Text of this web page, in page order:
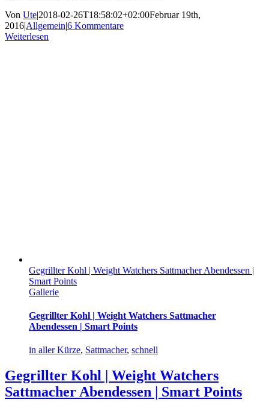
Von Ute|2018-02-26T18:58:02+02:00Februar 19th,
2016|Allgemein|6 Kommentare
Weiterlesen
Gegrillter Kohl | Weight Watchers Sattmacher Abendessen |
Smart Points
Gallerie
Gegrillter Kohl | Weight Watchers Sattmacher
Abendessen | Smart Points
in aller Kürze, Sattmacher, schnell
Gegrillter Kohl | Weight Watchers
Sattmacher Abendessen | Smart Points